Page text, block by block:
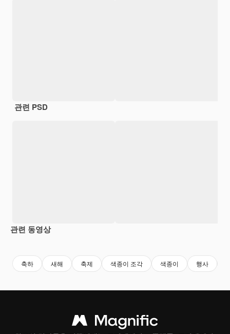
관련 PSD
관련 동영상
축하 새해 축제 색종이 조각 색종이 행사